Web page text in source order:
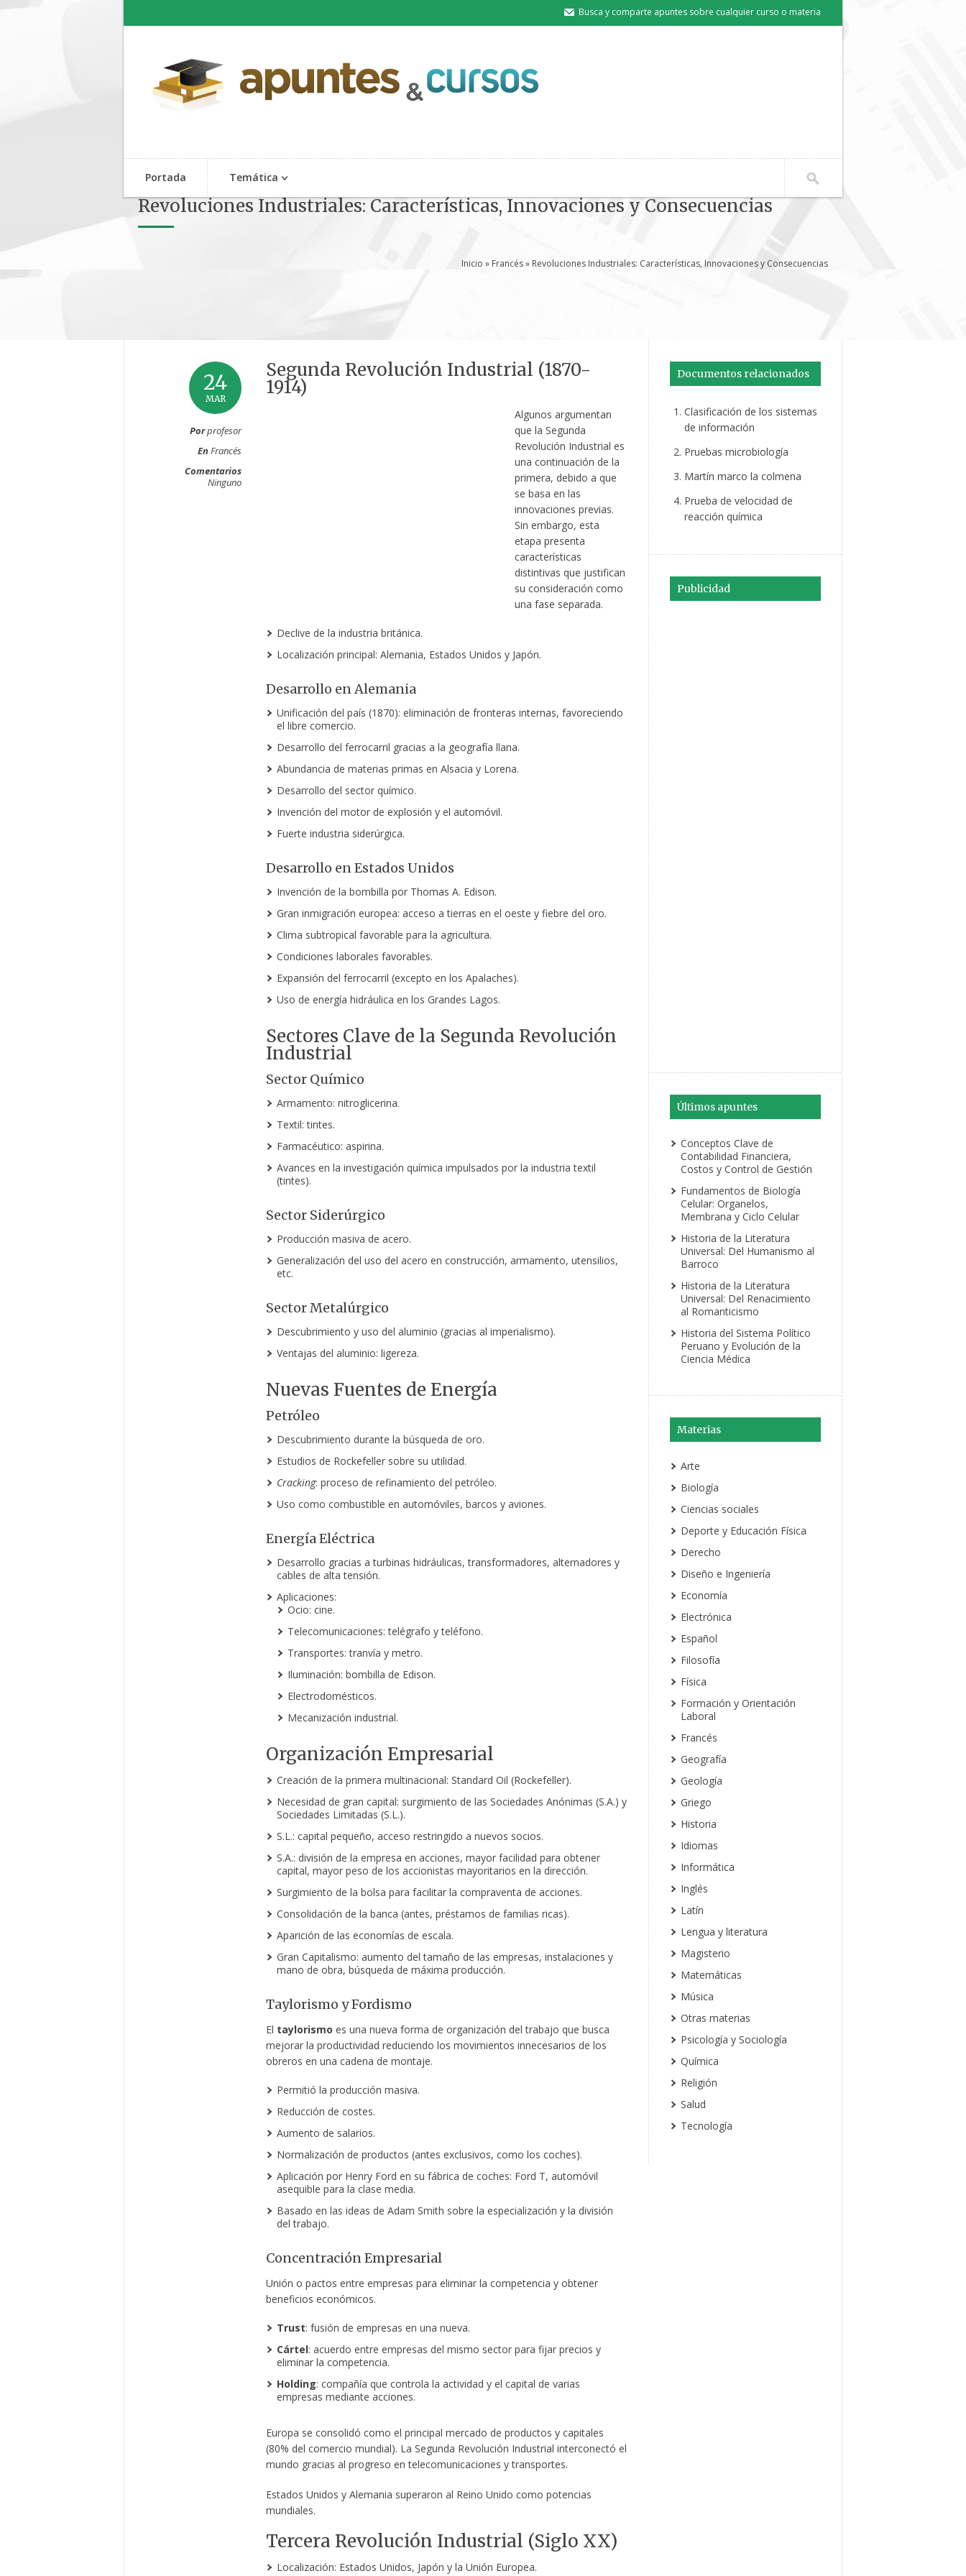
Busca y comparte apuntes sobre cualquier curso o materia
Portada Temática
Revoluciones Industriales: Características, Innovaciones y Consecuencias
Inicio » Francés» Revoluciones Industriales: Características, Innovaciones y Consecuencias
24
MAR
Porprofesor
EnFrancés
Comentarios
Ninguno
Segunda Revolución Industrial (1870-
1914)
Algunos argumentan
que la Segunda
Revolución Industrial es
una continuación de la
primera, debido a que
se basa en las
innovaciones previas.
Sin embargo, esta
etapa presenta
características
distintivas que justifican
su consideración como
una fase separada.
Declive de la industria británica.
Localización principal: Alemania, Estados Unidos y Japón.
Desarrollo en Alemania
Unificación del país (1870): eliminación de fronteras internas, favoreciendo
el libre comercio.
Desarrollo del ferrocarril gracias a la geografía llana.
Abundancia de materias primas en Alsacia y Lorena.
Desarrollo del sector químico.
Invención del motor de explosión y el automóvil.
Fuerte industria siderúrgica.
Desarrollo en Estados Unidos
Invención de la bombilla por Thomas A. Edison.
Gran inmigración europea: acceso a tierras en el oeste y fiebre del oro.
Clima subtropical favorable para la agricultura.
Condiciones laborales favorables.
Expansión del ferrocarril (excepto en los Apalaches).
Uso de energía hidráulica en los Grandes Lagos.
Sectores Clave de la Segunda Revolución
Industrial
Sector Químico
Armamento: nitroglicerina.
Textil: tintes.
Farmacéutico: aspirina.
Avances en la investigación química impulsados por la industria textil
(tintes).
Sector Siderúrgico
Producción masiva de acero.
Generalización del uso del acero en construcción, armamento, utensilios,
etc.
Sector Metalúrgico
Descubrimiento y uso del aluminio (gracias al imperialismo).
Ventajas del aluminio: ligereza.
Nuevas Fuentes de Energía
Petróleo
Descubrimiento durante la búsqueda de oro.
Estudios de Rockefeller sobre su utilidad.
Cracking: proceso de refinamiento del petróleo.
Uso como combustible en automóviles, barcos y aviones.
Energía Eléctrica
Desarrollo gracias a turbinas hidráulicas, transformadores, alternadores y
cables de alta tensión.
Aplicaciones:
Ocio: cine.
Telecomunicaciones: telégrafo y teléfono.
Transportes: tranvía y metro.
Iluminación: bombilla de Edison.
Electrodomésticos.
Mecanización industrial.
Organización Empresarial
Creación de la primera multinacional: Standard Oil (Rockefeller).
Necesidad de gran capital: surgimiento de las Sociedades Anónimas (S.A.) y
Sociedades Limitadas (S.L.).
S.L.: capital pequeño, acceso restringido a nuevos socios.
S.A.: división de la empresa en acciones, mayor facilidad para obtener
capital, mayor peso de los accionistas mayoritarios en la dirección.
Surgimiento de la bolsa para facilitar la compraventa de acciones.
Consolidación de la banca (antes, préstamos de familias ricas).
Aparición de las economías de escala.
Gran Capitalismo: aumento del tamaño de las empresas, instalaciones y
mano de obra, búsqueda de máxima producción.
Taylorismo y Fordismo
El taylorismo es una nueva forma de organización del trabajo que busca
mejorar la productividad reduciendo los movimientos innecesarios de los
obreros en una cadena de montaje.
Permitió la producción masiva.
Reducción de costes.
Aumento de salarios.
Normalización de productos (antes exclusivos, como los coches).
Aplicación por Henry Ford en su fábrica de coches: Ford T, automóvil
asequible para la clase media.
Basado en las ideas de Adam Smith sobre la especialización y la división
del trabajo.
Concentración Empresarial
Unión o pactos entre empresas para eliminar la competencia y obtener
beneficios económicos.
Trust: fusión de empresas en una nueva.
Cártel: acuerdo entre empresas del mismo sector para fijar precios y
eliminar la competencia.
Holding: compañía que controla la actividad y el capital de varias
empresas mediante acciones.
Europa se consolidó como el principal mercado de productos y capitales
(80% del comercio mundial). La Segunda Revolución Industrial interconectó el
mundo gracias al progreso en telecomunicaciones y transportes.
Estados Unidos y Alemania superaron al Reino Unido como potencias
mundiales.
Tercera Revolución Industrial (Siglo XX)
Localización: Estados Unidos, Japón y la Unión Europea.
Documentos relacionados
Clasificación de los sistemas
de información
Pruebas microbiología
Martín marco la colmena
Prueba de velocidad de
reacción química
Publicidad
Últimos apuntes
Conceptos Clave de
Contabilidad Financiera,
Costos y Control de Gestión
Fundamentos de Biología
Celular: Organelos,
Membrana y Ciclo Celular
Historia de la Literatura
Universal: Del Humanismo al
Barroco
Historia de la Literatura
Universal: Del Renacimiento
al Romanticismo
Historia del Sistema Político
Peruano y Evolución de la
Ciencia Médica
Materias
Arte
Biología
Ciencias sociales
Deporte y Educación Física
Derecho
Diseño e Ingeniería
Economía
Electrónica
Español
Filosofía
Física
Formación y Orientación
Laboral
Francés
Geografía
Geología
Griego
Historia
Idiomas
Informática
Inglés
Latín
Lengua y literatura
Magisterio
Matemáticas
Música
Otras materias
Psicología y Sociología
Química
Religión
Salud
Tecnología